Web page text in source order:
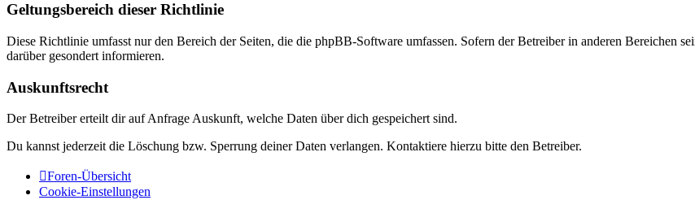
Geltungsbereich dieser Richtlinie
Diese Richtlinie umfasst nur den Bereich der Seiten, die die phpBB-Software umfassen. Sofern der Betreiber in anderen Bereichen
darüber gesondert informieren.
Auskunftsrecht
Der Betreiber erteilt dir auf Anfrage Auskunft, welche Daten über dich gespeichert sind.
Du kannst jederzeit die Löschung bzw. Sperrung deiner Daten verlangen. Kontaktiere hierzu bitte den Betreiber.
Foren-Übersicht
Cookie-Einstellungen